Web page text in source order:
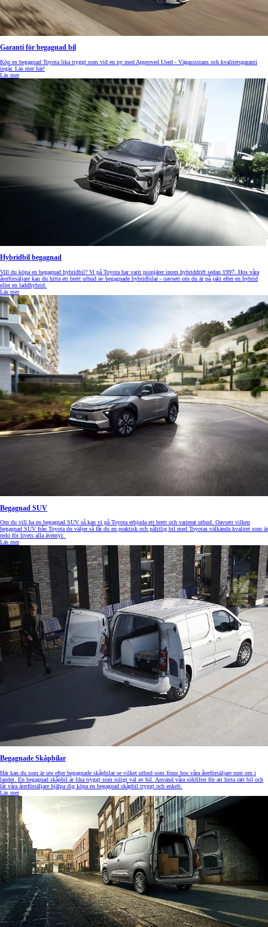
Garanti för begagnad bil
Köp en begagnad Toyota lika tryggt som vid en ny med Approved Used - Vägassistans och kvalitetsgaranti
ingår. Läs mer här!
Läs mer
Hybridbil begagnad
Vill du köpa en begagnad hybridbil? Vi på Toyota har varit pionjärer inom hybriddrift sedan 1997. Hos våra
återförsäljare kan du hitta ett brett utbud av begagnade hybridbilar - oavsett om du är på jakt efter en hybrid
eller en laddhybrid.
Läs mer
Begagnad SUV
Om du vill ha en begagnad SUV så kan vi på Toyota erbjuda ett brett och varierat utbud. Oavsett vilken
begagnad SUV från Toyota du väljer så får du en praktisk och pålitlig bil med Toyotas välkända kvalitet som är
redo för livets alla äventyr.
Läs mer
Begagnade Skåpbilar
Här kan du som är ute efter begagnade skåpbilar se vilket utbud som finns hos våra återförsäljare runt om i
landet. En begagnad skåpbil är lika tryggt som roligt val av bil. Använd våra sökfilter för att hitta rätt bil och
låt våra återförsäljare hjälpa dig köpa en begagnad skåpbil tryggt och enkelt.
Läs mer